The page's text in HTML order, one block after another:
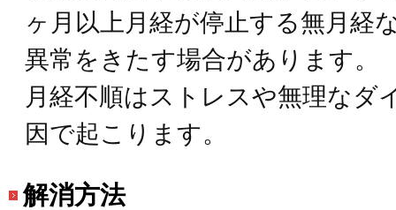
ヶ月以上月経が停止する無月経
異常をきたす場合があります。
月経不順はストレスや無理なダ
因で起こります。
解消方法